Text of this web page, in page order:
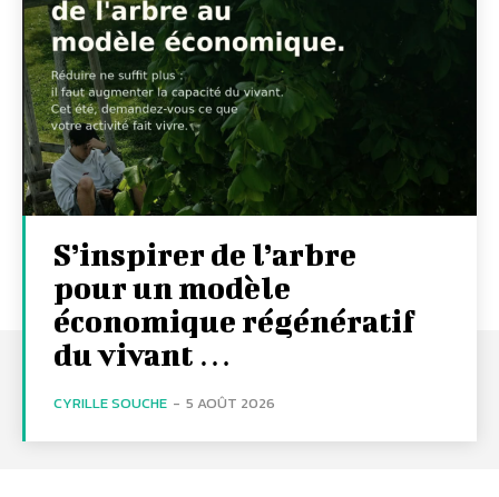
S’inspirer de l’arbre
pour un modèle
économique régénératif
du vivant …
CYRILLE SOUCHE - 5 AOÛT 2026